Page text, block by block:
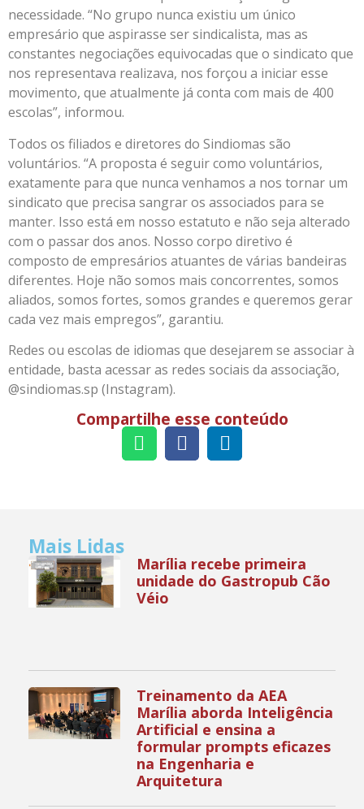
necessidade. “No grupo nunca existiu um único
empresário que aspirasse ser sindicalista, mas as
constantes negociações equivocadas que o sindicato que
nos representava realizava, nos forçou a iniciar esse
movimento, que atualmente já conta com mais de 400
escolas”, informou.
Todos os filiados e diretores do Sindiomas são
voluntários. “A proposta é seguir como voluntários,
exatamente para que nunca venhamos a nos tornar um
sindicato que precisa sangrar os associados para se
manter. Isso está em nosso estatuto e não seja alterado
com o passar dos anos. Nosso corpo diretivo é
composto de empresários atuantes de várias bandeiras
diferentes. Hoje não somos mais concorrentes, somos
aliados, somos fortes, somos grandes e queremos gerar
cada vez mais empregos”, garantiu.
Redes ou escolas de idiomas que desejarem se associar à
entidade, basta acessar as redes sociais da associação,
@sindiomas.sp (Instagram).
Compartilhe esse conteúdo
Mais Lidas
Marília recebe primeira
unidade do Gastropub Cão
Véio
Treinamento da AEA
Marília aborda Inteligência
Artificial e ensina a
formular prompts eficazes
na Engenharia e
Arquitetura